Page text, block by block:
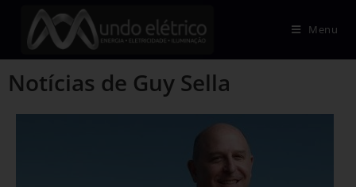
Menu
Notícias de Guy Sella